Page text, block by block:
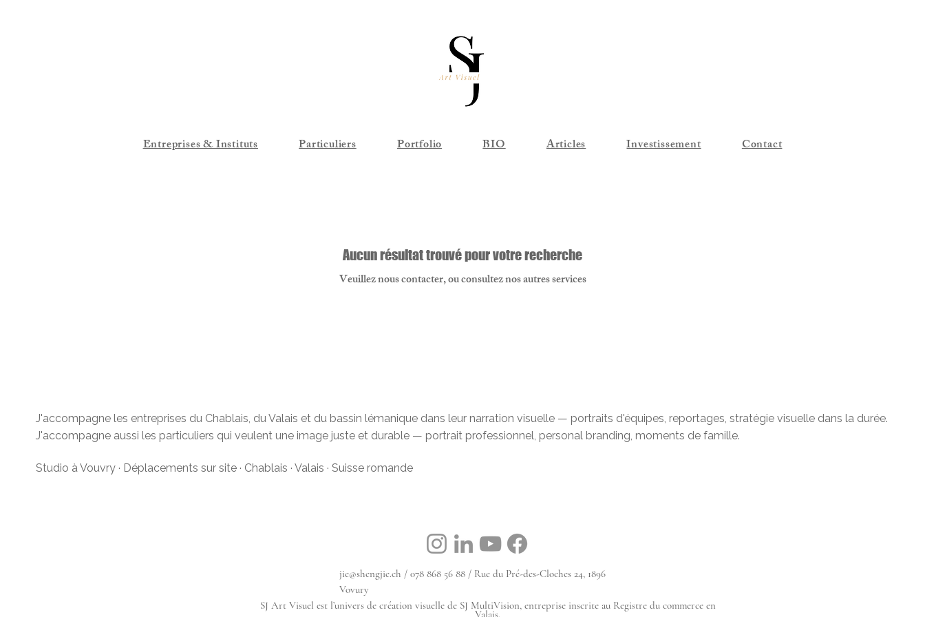
Entreprises & Instituts Particuliers Portfolio BIO Articles Investissement Contact
Aucun résultat trouvé pour votre recherche
Veuillez nous contacter, ou consultez nos autres services
J'accompagne les entreprises du Chablais, du Valais et du bassin lémanique dans leur narration visuelle — portraits d'équipes, reportages, stratégie visuelle dans la durée.
J'accompagne aussi les particuliers qui veulent une image juste et durable — portrait professionnel, personal branding, moments de famille.
Studio à Vouvry · Déplacements sur site · Chablais · Valais · Suisse romande
jie@shengjie.ch / 078 868 56 88 / Rue du Pré-des-Cloches 24, 1896
Vovury
SJ Art Visuel est l’univers de création visuelle de SJ MultiVision, entreprise inscrite au Registre du commerce en
Valais.